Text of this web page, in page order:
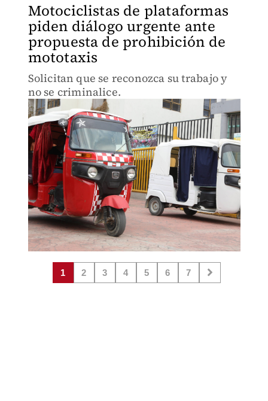
Motociclistas de plataformas
piden diálogo urgente ante
propuesta de prohibición de
mototaxis
Solicitan que se reconozca su trabajo y
no se criminalice.
1 2 3 4 5 6 7